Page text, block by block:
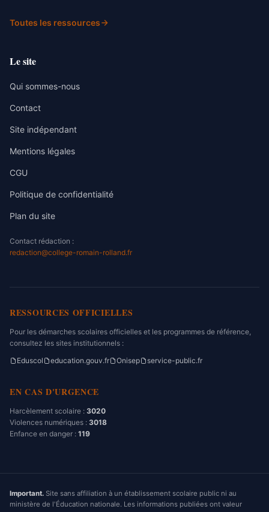
Toutes les ressources
Le site
Qui sommes-nous
Contact
Site indépendant
Mentions légales
CGU
Politique de confidentialité
Plan du site
Contact rédaction :
redaction@college-romain-rolland.fr
RESSOURCES OFFICIELLES
Pour les démarches scolaires officielles et les programmes de référence,
consultez les sites institutionnels :
Eduscol
education.gouv.fr Onisep service-public.fr
EN CAS D'URGENCE
Harcèlement scolaire : 3020
Violences numériques : 3018
Enfance en danger : 119
Important. Site sans affiliation à un établissement scolaire public ni au
ministère de l'Éducation nationale. Les informations publiées ont valeur